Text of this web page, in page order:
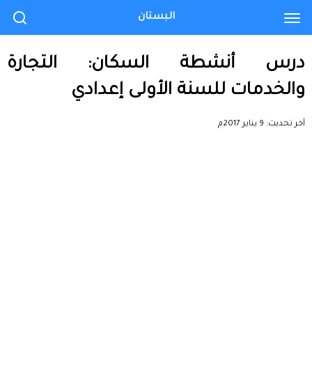
درس أنشطة السكان: التجارة
والخدمات للسنة الأولى إعدادي
آخر تحديث: 9 يناير 2017م
البستان